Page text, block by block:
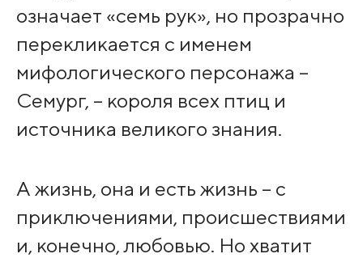
означает «семь рук», но прозрачно
перекликается с именем
мифологического персонажа –
Семург, – короля всех птиц и
источника великого знания.
А жизнь, она и есть жизнь – с
приключениями, происшествиями
и, конечно, любовью. Но хватит